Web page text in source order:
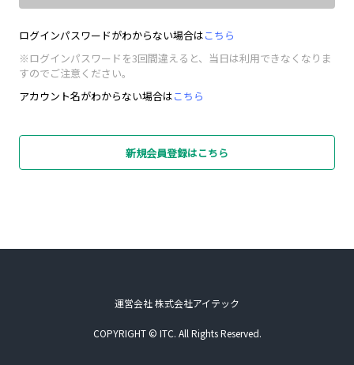
ログインパスワードがわからない場合はこちら
※ログインパスワードを3回間違えると、当日は利用できなくなりま
すのでご注意ください。
アカウント名がわからない場合はこちら
新規会員登録はこちら
運営会社 株式会社アイテック
COPYRIGHT © ITC. All Rights Reserved.